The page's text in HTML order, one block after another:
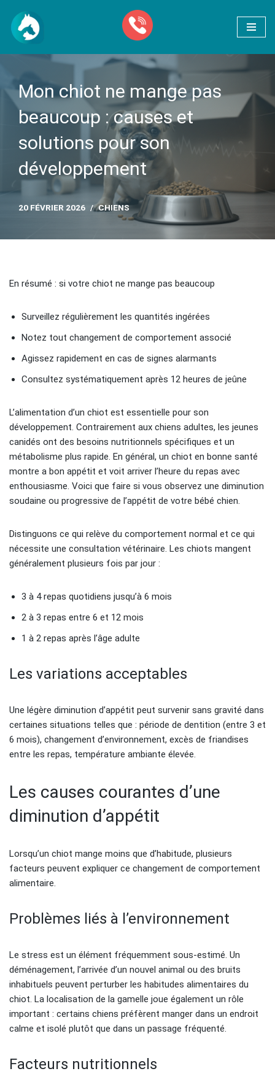
Aller
Mon chiot ne mange pas
beaucoup : causes et
solutions pour son
développement
20 FÉVRIER 2026 CHIENS
En résumé : si votre chiot ne mange pas beaucoup
Surveillez régulièrement les quantités ingérées
Notez tout changement de comportement associé
Agissez rapidement en cas de signes alarmants
Consultez systématiquement après 12 heures de jeûne
L’alimentation d’un chiot est essentielle pour son
développement. Contrairement aux chiens adultes, les jeunes
canidés ont des besoins nutritionnels spécifiques et un
métabolisme plus rapide. En général, un chiot en bonne santé
montre a bon appétit et voit arriver l’heure du repas avec
enthousiasme. Voici que faire si vous observez une diminution
soudaine ou progressive de l’appétit de votre bébé chien.
Distinguons ce qui relève du comportement normal et ce qui
nécessite une consultation vétérinaire. Les chiots mangent
généralement plusieurs fois par jour :
3 à 4 repas quotidiens jusqu’à 6 mois
2 à 3 repas entre 6 et 12 mois
1 à 2 repas après l’âge adulte
Les variations acceptables
Une légère diminution d’appétit peut survenir sans gravité dans
certaines situations telles que : période de dentition (entre 3 et
6 mois), changement d’environnement, excès de friandises
entre les repas, température ambiante élevée.
Les causes courantes d’une
diminution d’appétit
Lorsqu’un chiot mange moins que d’habitude, plusieurs
facteurs peuvent expliquer ce changement de comportement
alimentaire.
Problèmes liés à l’environnement
Le stress est un élément fréquemment sous-estimé. Un
déménagement, l’arrivée d’un nouvel animal ou des bruits
inhabituels peuvent perturber les habitudes alimentaires du
chiot. La localisation de la gamelle joue également un rôle
important : certains chiens préfèrent manger dans un endroit
calme et isolé plutôt que dans un passage fréquenté.
Facteurs nutritionnels